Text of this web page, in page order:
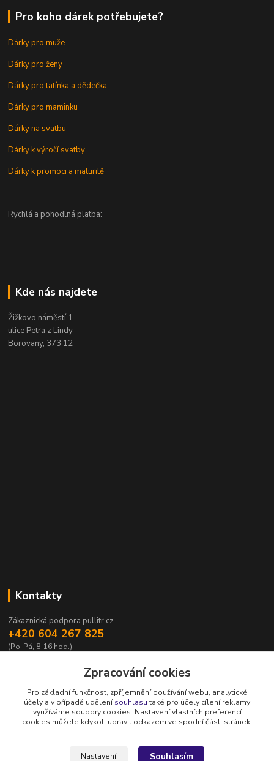
Pro koho dárek potřebujete?
Dárky pro muže
Dárky pro ženy
Dárky pro tatínka a dědečka
Dárky pro maminku
Dárky na svatbu
Dárky k výročí svatby
Dárky k promoci a maturitě
Rychlá a pohodlná platba:
Kde nás najdete
Žižkovo náměstí 1
ulice Petra z Lindy
Borovany, 373 12
Kontakty
Zákaznická podpora pullitr.cz
+420 604 267 825
(Po-Pá, 8-16 hod.)
Upravit sběr cookies.
Zpracování cookies
Pro základní funkčnost, zpříjemnění používání webu, analytické
účely a v případě udělenísouhlasutaké pro účely cílení reklamy
využíváme soubory cookies. Nastavení vlastních preferencí
cookies můžete kdykoli upravit odkazem ve spodní části stránek.
Nastavení Souhlasím